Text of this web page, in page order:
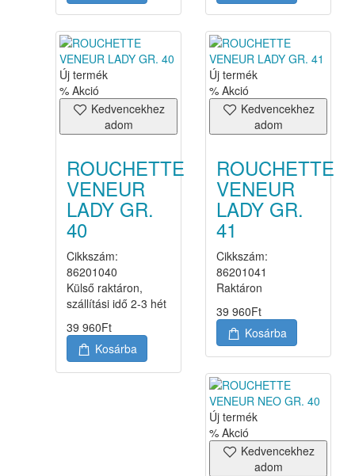
Új termék
% Akció
Kedvencekhez
adom
ROUCHETTE
VENEUR
LADY GR.
40
Cikkszám:
86201040
Külső raktáron,
szállítási idő 2-3 hét
39 960Ft
Kosárba
Új termék
% Akció
Kedvencekhez
adom
ROUCHETTE
VENEUR
LADY GR.
41
Cikkszám:
86201041
Raktáron
39 960Ft
Kosárba
Új termék
% Akció
Kedvencekhez
adom